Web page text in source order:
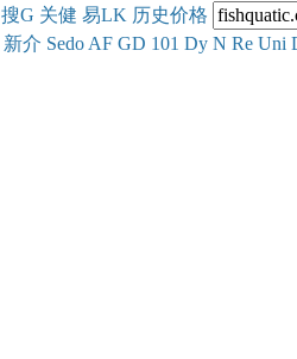
搜G 关健 易LK 历史价格
新介 Sedo AF GD 101 Dy N Re Uni